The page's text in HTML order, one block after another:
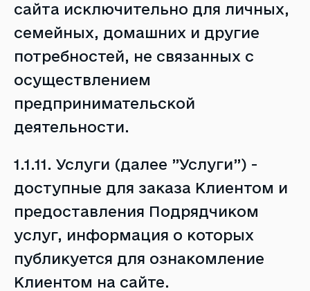
сайта исключительно для личных,
семейных, домашних и другие
потребностей, не связанных с
осуществлением
предпринимательской
деятельности.
1.1.11. Услуги (далее ”Услуги”) -
доступные для заказа Клиентом и
предоставления Подрядчиком
услуг, информация о которых
публикуется для ознакомление
Клиентом на сайте.